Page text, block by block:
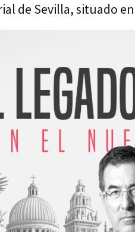
de Sevilla, situado en